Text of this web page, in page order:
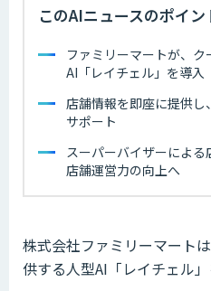
このAIニュースのポイン
ファミリーマートが、
AI「レイチェル」を導入
店舗情報を即座に提供
サポート
スーパーバイザーによる
店舗運営力の向上へ
株式会社ファミリーマート
供する人型AI「レイチェル」